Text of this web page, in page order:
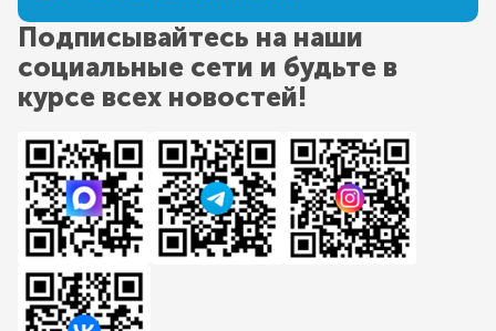
Подписывайтесь на наши
социальные сети и будьте в
курсе всех новостей!